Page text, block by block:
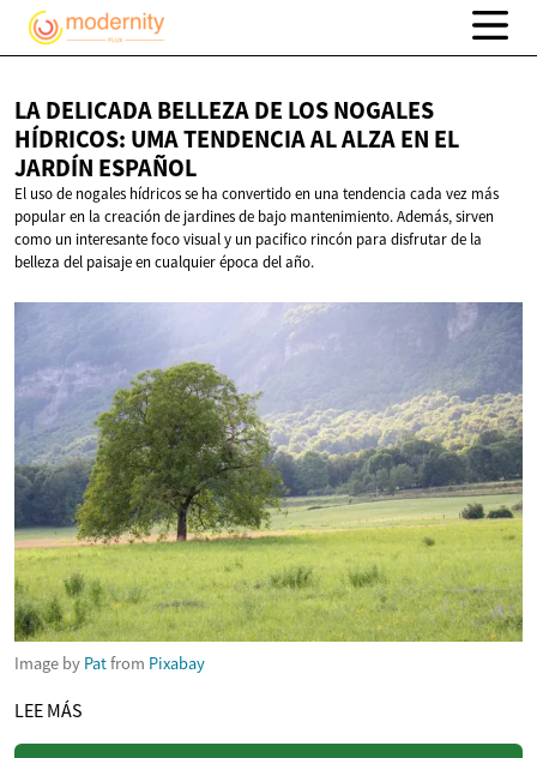
LA DELICADA BELLEZA DE LOS NOGALES
HÍDRICOS: UMA TENDENCIA AL ALZA EN EL
JARDÍN ESPAÑOL
El uso de nogales hídricos se ha convertido en una tendencia cada vez más
popular en la creación de jardines de bajo mantenimiento. Además, sirven
como un interesante foco visual y un pacifico rincón para disfrutar de la
belleza del paisaje en cualquier época del año.
Image by Patfrom Pixabay
LEE MÁS